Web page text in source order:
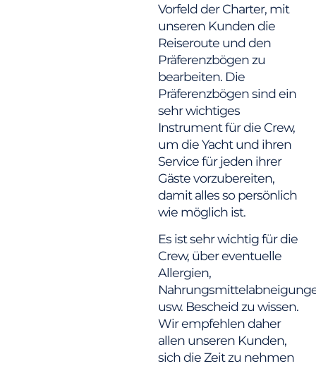
Vorfeld der Charter, mit
unseren Kunden die
Reiseroute und den
Präferenzbögen zu
bearbeiten. Die
Präferenzbögen sind ein
sehr wichtiges
Instrument für die Crew,
um die Yacht und ihren
Service für jeden ihrer
Gäste vorzubereiten,
damit alles so persönlich
wie möglich ist.
Es ist sehr wichtig für die
Crew, über eventuelle
Allergien,
usw. Bescheid zu wissen.
Wir empfehlen daher
allen unseren Kunden,
sich die Zeit zu nehmen